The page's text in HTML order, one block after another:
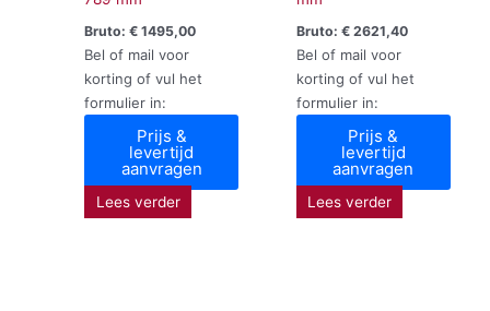
Bruto:€ 1495,00
Bel of mail voor
korting of vul het
formulier in:
Prijs &
levertijd
aanvragen
Lees verder
Bruto: €2621,40
Bel of mail voor
korting of vul het
formulier in:
Prijs &
levertijd
aanvragen
Lees verder